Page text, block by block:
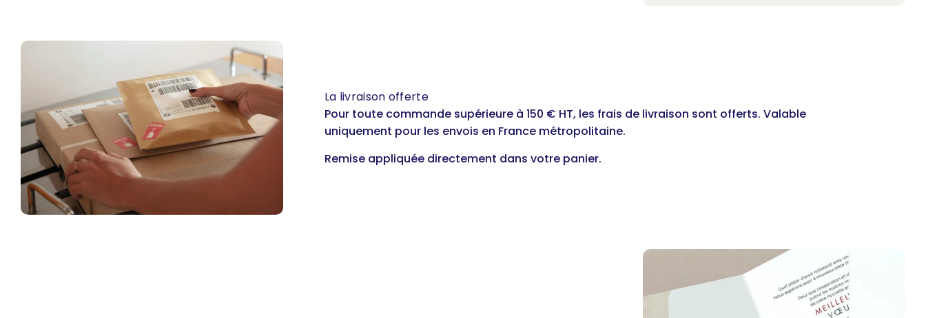
La livraison offerte
Pour toute commande supérieure à 150 € HT, les frais de livraison sont offerts. Valable
uniquement pour les envois en France métropolitaine.
Remise appliquée directement dans votre panier.